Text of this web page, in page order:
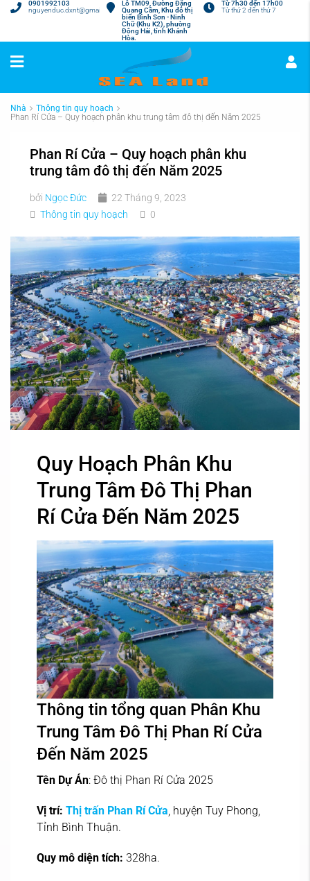
Từ 7h30 đến 17h00
Từ thứ 2 đến thứ 7
Lô TM09, Đường Đặng
Quang Cầm, Khu đô thị
biển Bình Sơn - Ninh
Chữ (Khu K2), phường
Đông Hải, tỉnh Khánh
Hòa.
0901992103
nguyenduc.dxnt@gmail.com
Nhà
Thông tin quy hoạch
Phan Rí Cửa – Quy hoạch phân khu trung tâm đô thị đến Năm 2025
Phan Rí Cửa – Quy hoạch phân khu
trung tâm đô thị đến Năm 2025
bởi Ngọc Đức
22 Tháng 9, 2023
Thông tin quy hoạch
0
Quy Hoạch Phân Khu
Trung Tâm Đô Thị Phan
Rí Cửa Đến Năm 2025
Thông tin tổng quan Phân Khu
Trung Tâm Đô Thị Phan Rí Cửa
Đến Năm 2025
Tên Dự Án: Đô thị Phan Rí Cửa 2025
Vị trí: Thị trấn Phan Rí Cửa, huyện Tuy Phong,
Tỉnh Bình Thuận.
Quy mô diện tích: 328ha.